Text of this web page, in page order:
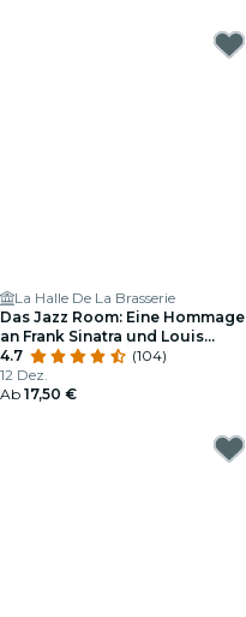
La Halle De La Brasserie
Das Jazz Room: Eine Hommage
an Frank Sinatra und Louis
Armstrong
4.7
(104)
12 Dez.
Ab 17,50 €